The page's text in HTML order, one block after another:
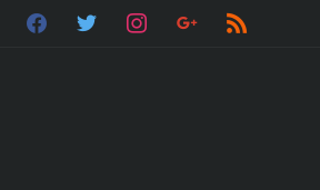
facebooktwitter instagramgoogle rss